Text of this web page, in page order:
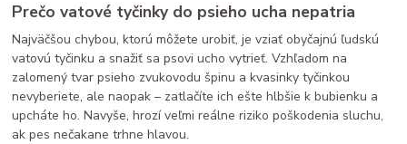
Prečo vatové tyčinky do psieho ucha nepatria
Najväčšou chybou, ktorú môžete urobiť, je vziať obyčajnú ľudskú
vatovú tyčinku a snažiť sa psovi ucho vytrieť. Vzhľadom na
zalomený tvar psieho zvukovodu špinu a kvasinky tyčinkou
nevyberiete, ale naopak – zatlačíte ich ešte hlbšie k bubienku a
upcháte ho. Navyše, hrozí veľmi reálne riziko poškodenia sluchu,
ak pes nečakane trhne hlavou.